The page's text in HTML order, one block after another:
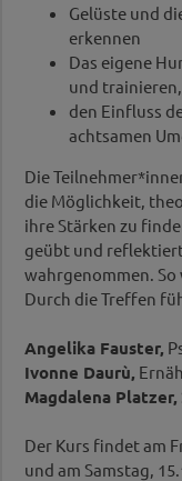
Gelüste und
erkennen
Das eigene
und
den Einfluss
achtsamen
Die
die Möglichkeit,
ihre Stärken zu
geübt und
wahrgenommen.
Durch die Treffen
Angelika Fauster,
Ivonne Daurù,
Magdalena Platzer,
Der Kurs findet am
und am Samstag,